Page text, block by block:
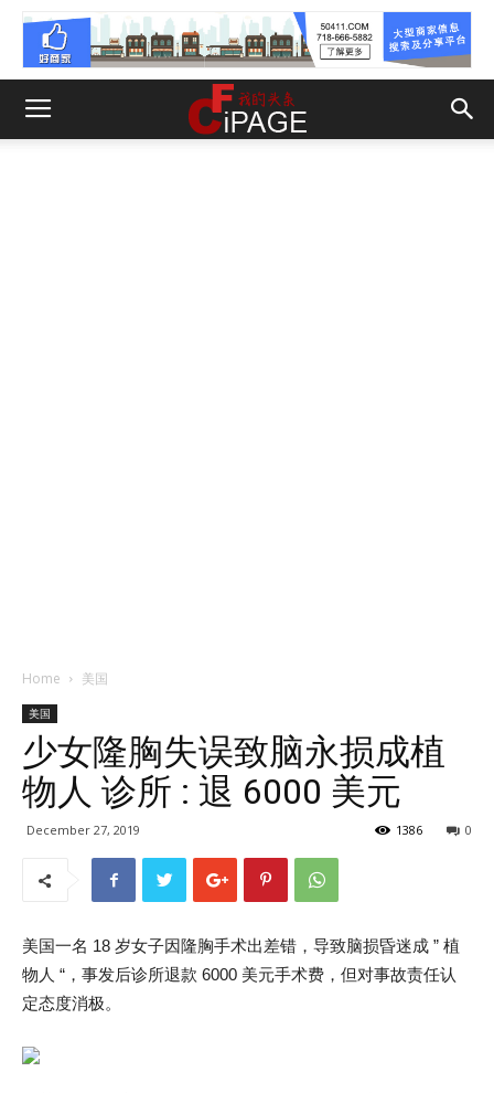
Home 美国
美国
少女隆胸失误致脑永损成植
物人 诊所 : 退 6000 美元
December 27, 2019 0
1386
美国一名 18 岁女子因隆胸手术出差错，导致脑损昏迷成 ” 植
物人 “，事发后诊所退款 6000 美元手术费，但对事故责任认
定态度消极。